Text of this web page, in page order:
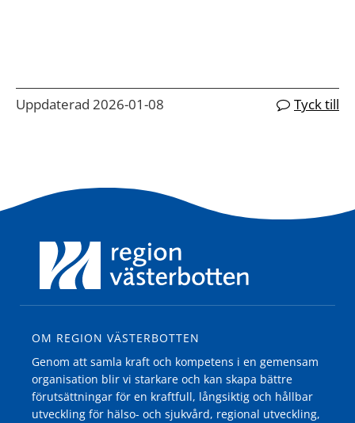
Uppdaterad 2026-01-08 Tyck till
OM REGION VÄSTERBOTTEN
Genom att samla kraft och kompetens i en gemensam
organisation blir vi starkare och kan skapa bättre
förutsättningar för en kraftfull, långsiktig och hållbar
utveckling för hälso- och sjukvård, regional utveckling,